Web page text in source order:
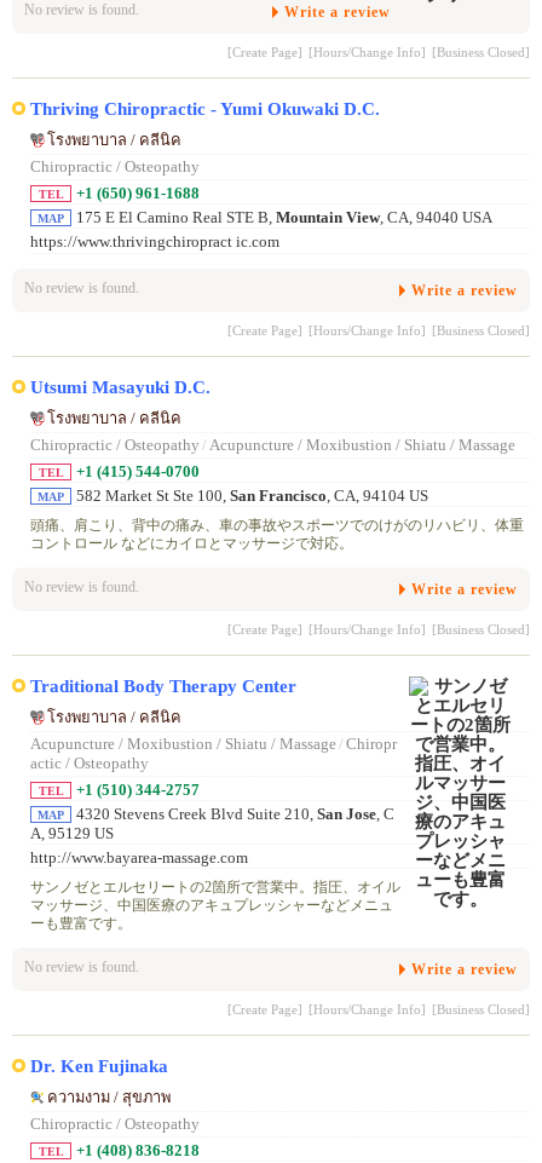
No review is found. Write a review
[Create Page] [Hours/Change Info] [Business Closed]
Thriving Chiropractic - Yumi Okuwaki D.C.
โรงพยาบาล / คลีนิค
Chiropractic / Osteopathy
TEL +1 (650) 961-1688
MAP 175 E El Camino Real STE B, Mountain View, CA, 94040 USA
https://www.thrivingchiropract ic.com
No review is found. Write a review
[Create Page] [Hours/Change Info] [Business Closed]
Utsumi Masayuki D.C.
โรงพยาบาล / คลีนิค
Chiropractic / Osteopathy / Acupuncture / Moxibustion / Shiatu / Massage
TEL +1 (415) 544-0700
MAP 582 Market St Ste 100, San Francisco , CA, 94104 US
頭痛、肩こり、背中の痛み、車の事故やスポーツでのけがのリハビリ、体重
コントロール などにカイロとマッサージで対応。
No review is found. Write a review
[Create Page] [Hours/Change Info] [Business Closed]
Traditional Body Therapy Center
โรงพยาบาล / คลีนิค
Acupuncture / Moxibustion / Shiatu / Massage/ Chiropr
actic / Osteopathy
TEL +1 (510) 344-2757
MAP 4320 Stevens Creek Blvd Suite 210, San Jose , C
A, 95129 US
http://www.bayarea-massage.com
サンノゼとエルセリートの2箇所で営業中。指圧、オイル
マッサージ、中国医療のアキュプレッシャーなどメニュ
ーも豊富です。
No review is found. Write a review
[Create Page] [Hours/Change Info] [Business Closed]
Dr. Ken Fujinaka
ความงาม / สุขภาพ
Chiropractic / Osteopathy
TEL +1 (408) 836-8218